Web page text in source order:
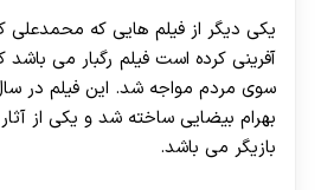
یکی دیگر از فیلم هایی که
آفرینی کرده است فیلم رگبار می باشد
بهرام بیضایی ساخته شد و یکی از آثار
بازیگر می باشد.